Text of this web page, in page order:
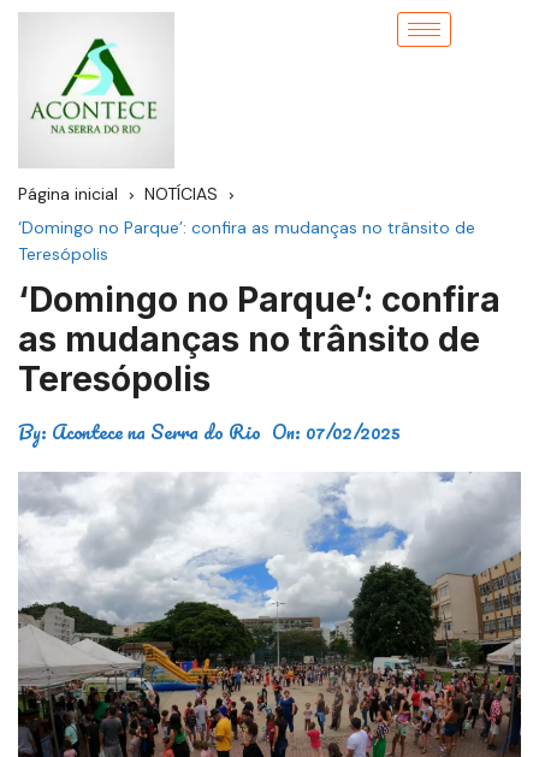
Página inicial
NOTÍCIAS
‘Domingo no Parque’: confira as mudanças no trânsito de
Teresópolis
‘Domingo no Parque’: confira
as mudanças no trânsito de
Teresópolis
By: Acontece na Serra do Rio On: 07/02/2025